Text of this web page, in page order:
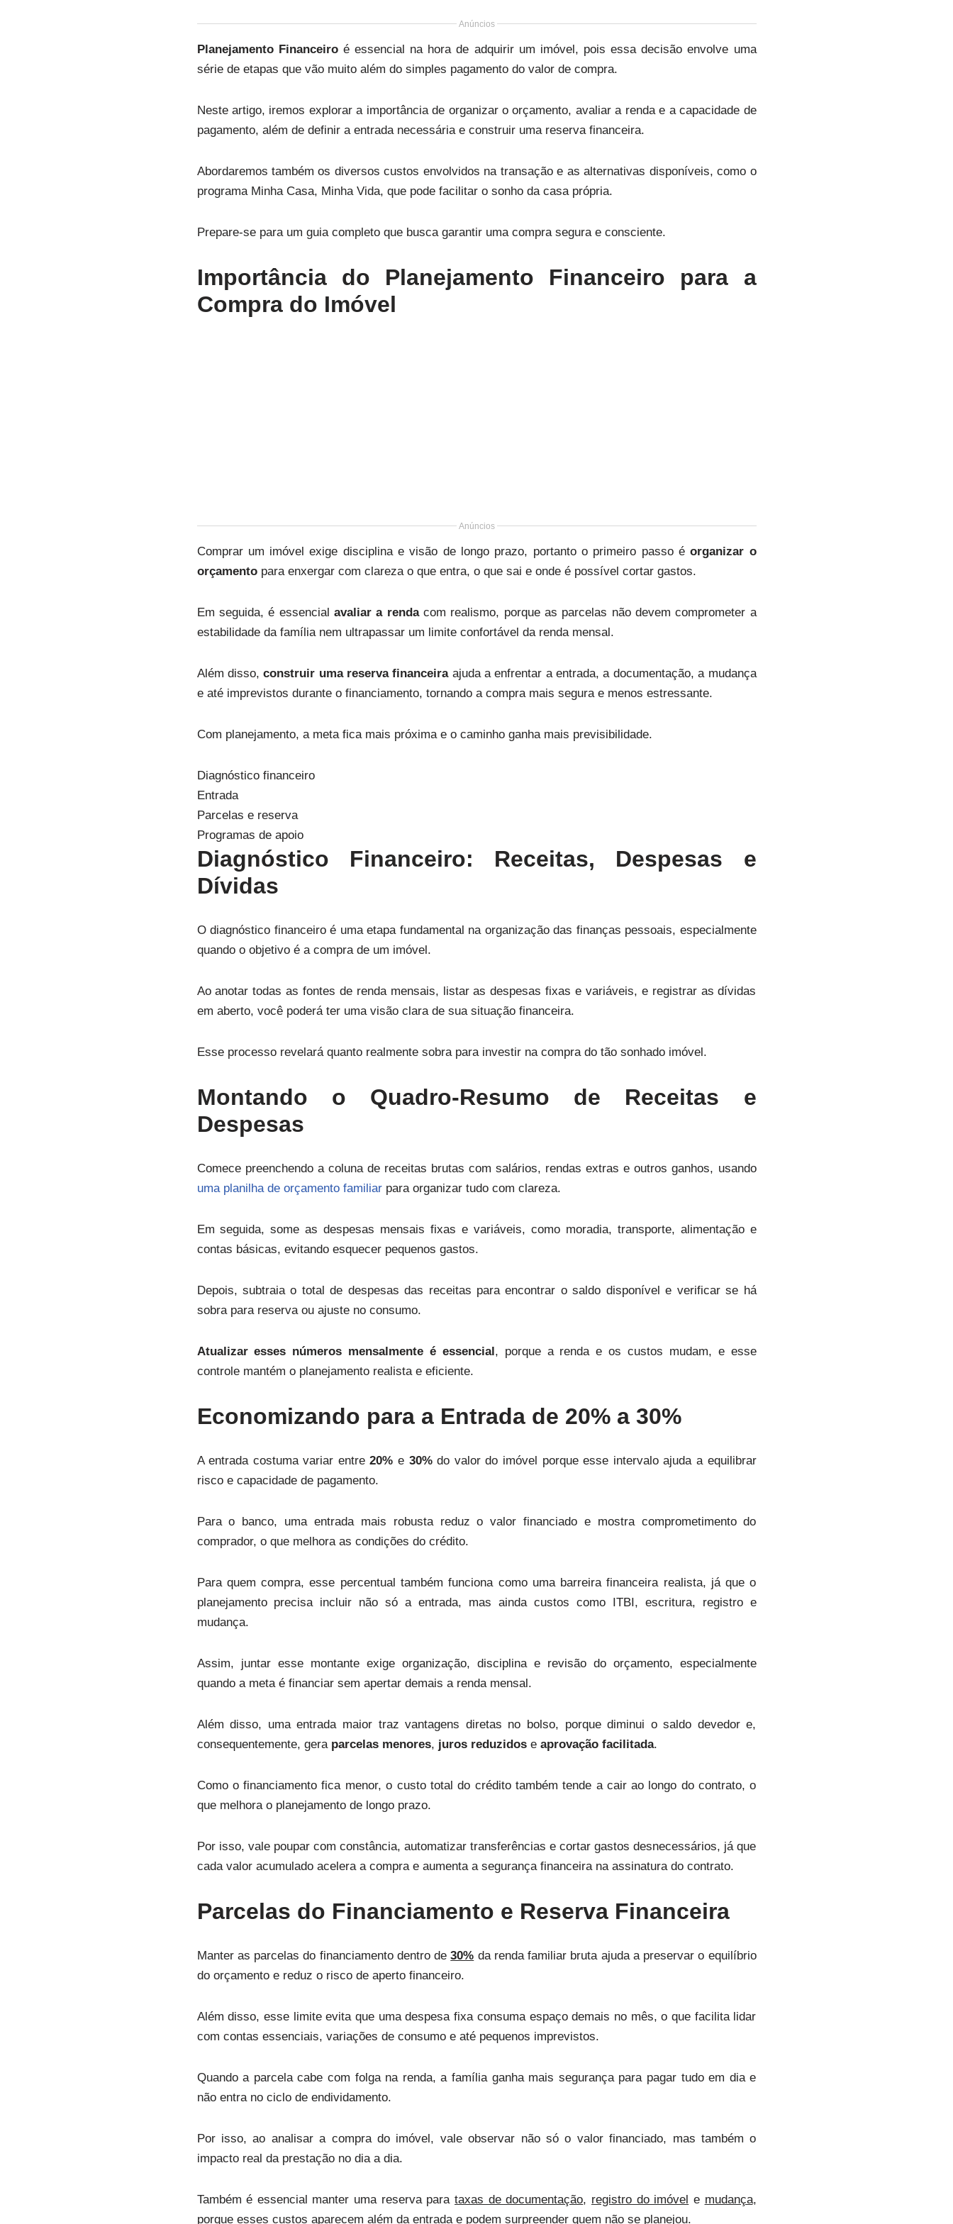
Anúncios
Planejamento Financeiroé essencial na hora de adquirir um imóvel, pois essa decisão envolve uma
série de etapas que vão muito além do simples pagamento do valor de compra.
Neste artigo, iremos explorar a importância de organizar o orçamento, avaliar a renda e a capacidade de
pagamento, além de definir a entrada necessária e construir uma reserva financeira.
Abordaremos também os diversos custos envolvidos na transação e as alternativas disponíveis, como o
programa Minha Casa, Minha Vida, que pode facilitar o sonho da casa própria.
Prepare-se para um guia completo que busca garantir uma compra segura e consciente.
Importância do Planejamento Financeiro para a
Compra do Imóvel
Anúncios
Comprar um imóvel exige disciplina e visão de longo prazo, portanto o primeiro passo éorganizar o
orçamentopara enxergar com clareza o que entra, o que sai e onde é possível cortar gastos.
Em seguida, é essencial avaliar a rendacom realismo, porque as parcelas não devem comprometer a
estabilidade da família nem ultrapassar um limite confortável da renda mensal.
Além disso,construir uma reserva financeiraajuda a enfrentar a entrada, a documentação, a mudança
e até imprevistos durante o financiamento, tornando a compra mais segura e menos estressante.
Com planejamento, a meta fica mais próxima e o caminho ganha mais previsibilidade.
Diagnóstico financeiro
Entrada
Parcelas e reserva
Programas de apoio
Diagnóstico Financeiro: Receitas, Despesas e
Dívidas
O diagnóstico financeiro é uma etapa fundamental na organização das finanças pessoais, especialmente
quando o objetivo é a compra de um imóvel.
Ao anotar todas as fontes de renda mensais, listar as despesas fixas e variáveis, e registrar as dívidas
em aberto, você poderá ter uma visão clara de sua situação financeira.
Esse processo revelará quanto realmente sobra para investir na compra do tão sonhado imóvel.
Montando o Quadro-Resumo de Receitas e
Despesas
Comece preenchendo a coluna de receitas brutas com salários, rendas extras e outros ganhos, usando
uma planilha de orçamento familiarpara organizar tudo com clareza.
Em seguida, some as despesas mensais fixas e variáveis, como moradia, transporte, alimentação e
contas básicas, evitando esquecer pequenos gastos.
Depois, subtraia o total de despesas das receitas para encontrar o saldo disponível e verificar se há
sobra para reserva ou ajuste no consumo.
Atualizar esses números mensalmente é essencial, porque a renda e os custos mudam, e esse
controle mantém o planejamento realista e eficiente.
Economizando para a Entrada de 20% a 30%
A entrada costuma variar entre20% e 30%do valor do imóvel porque esse intervalo ajuda a equilibrar
risco e capacidade de pagamento.
Para o banco, uma entrada mais robusta reduz o valor financiado e mostra comprometimento do
comprador, o que melhora as condições do crédito.
Para quem compra, esse percentual também funciona como uma barreira financeira realista, já que o
planejamento precisa incluir não só a entrada, mas ainda custos como ITBI, escritura, registro e
mudança.
Assim, juntar esse montante exige organização, disciplina e revisão do orçamento, especialmente
quando a meta é financiar sem apertar demais a renda mensal.
Além disso, uma entrada maior traz vantagens diretas no bolso, porque diminui o saldo devedor e,
consequentemente, gera parcelas menores, juros reduzidose aprovação facilitada.
Como o financiamento fica menor, o custo total do crédito também tende a cair ao longo do contrato, o
que melhora o planejamento de longo prazo.
Por isso, vale poupar com constância, automatizar transferências e cortar gastos desnecessários, já que
cada valor acumulado acelera a compra e aumenta a segurança financeira na assinatura do contrato.
Parcelas do Financiamento e Reserva Financeira
Manter as parcelas do financiamento dentro de30% da renda familiar bruta ajuda a preservar o equilíbrio
do orçamento e reduz o risco de aperto financeiro.
Além disso, esse limite evita que uma despesa fixa consuma espaço demais no mês, o que facilita lidar
com contas essenciais, variações de consumo e até pequenos imprevistos.
Quando a parcela cabe com folga na renda, a família ganha mais segurança para pagar tudo em dia e
não entra no ciclo de endividamento.
Por isso, ao analisar a compra do imóvel, vale observar não só o valor financiado, mas também o
impacto real da prestação no dia a dia.
Também é essencial manter uma reserva para taxas de documentação, registro do imóvel e mudança,
porque esses custos aparecem além da entrada e podem surpreender quem não se planejou.